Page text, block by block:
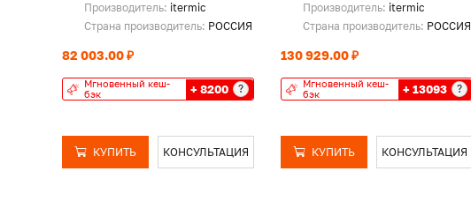
Производитель: itermic
Страна производитель: РОССИЯ
82 003.00 ₽
Мгновенный кеш-
бэк
+ 8200 ?
КУПИТЬ КОНСУЛЬТАЦИЯ
Производитель: itermic
Страна производитель: РОССИЯ
130 929.00 ₽
Мгновенный кеш-
бэк
+ 13093 ?
КУПИТЬ КОНСУЛЬТАЦИЯ